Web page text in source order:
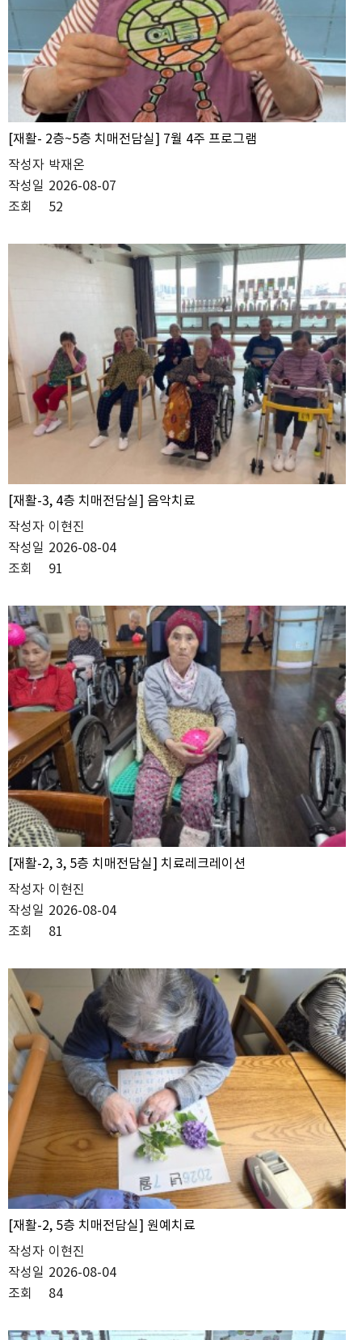
[재활- 2층~5층 치매전담실] 7월 4주 프로그램
작성자 박재온
작성일 2026-08-07
조회
52
[재활-3, 4층 치매전담실] 음악치료
작성자 이현진
작성일 2026-08-04
조회
91
[재활-2, 3, 5층 치매전담실] 치료레크레이션
작성자 이현진
작성일 2026-08-04
조회
81
[재활-2, 5층 치매전담실] 원예치료
작성자 이현진
작성일 2026-08-04
조회
84